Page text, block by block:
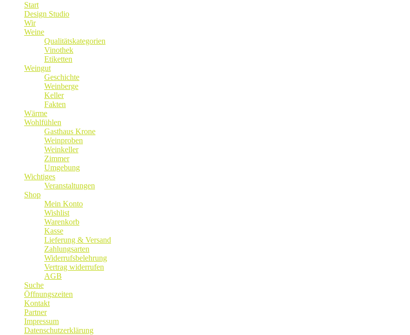
Start
Design Studio
Wir
Weine
Qualitätskategorien
Vinothek
Etiketten
Weingut
Geschichte
Weinberge
Keller
Fakten
Wärme
Wohlfühlen
Gasthaus Krone
Weinproben
Weinkeller
Zimmer
Umgebung
Wichtiges
Veranstaltungen
Shop
Mein Konto
Wishlist
Warenkorb
Kasse
Lieferung & Versand
Zahlungsarten
Widerrufsbelehrung
Vertrag widerrufen
AGB
Suche
Öffnungszeiten
Kontakt
Partner
Impressum
Datenschutzerklärung